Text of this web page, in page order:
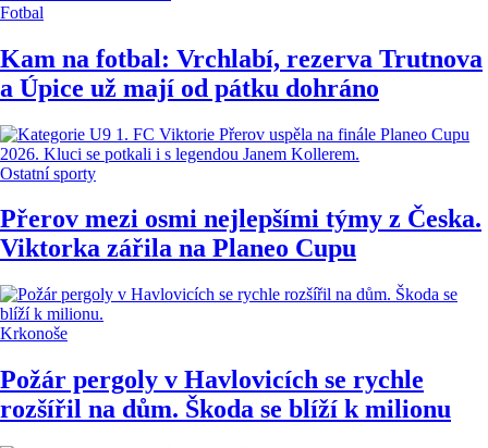
Fotbal
Kam na fotbal: Vrchlabí, rezerva Trutnova
a Úpice už mají od pátku dohráno
Ostatní sporty
Přerov mezi osmi nejlepšími týmy z Česka.
Viktorka zářila na Planeo Cupu
Krkonoše
Požár pergoly v Havlovicích se rychle
rozšířil na dům. Škoda se blíží k milionu